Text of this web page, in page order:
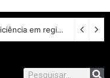
Projeto inclui estudantes com deficiência em regime escolar especial